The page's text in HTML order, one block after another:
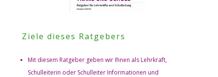
Ziele dieses Ratgebers
Mit diesem Ratgeber geben wir Ihnen als Lehrkraft,
Schulleiterin oder Schulleiter Informationen und